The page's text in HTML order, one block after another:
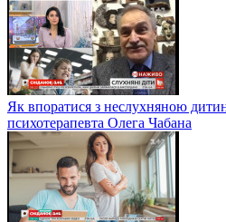
Як впоратися з неслухняною
психотерапевта Олега Чабана